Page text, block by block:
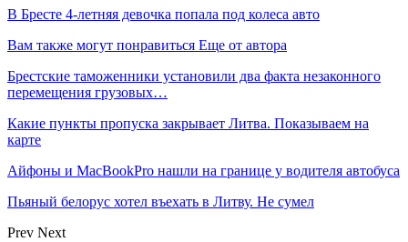
В Бресте 4-летняя девочка попала под колеса авто
Вам также могут понравиться Еще от автора
Брестские таможенники установили два факта незаконного
перемещения грузовых…
Какие пункты пропуска закрывает Литва. Показываем на
карте
Айфоны и MacBookPro нашли на границе у водителя автобуса
Пьяный белорус хотел въехать в Литву. Не сумел
Prev Next